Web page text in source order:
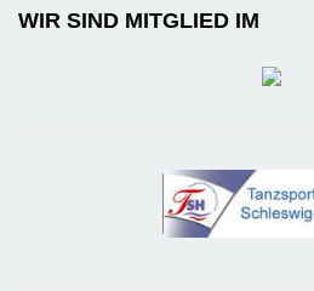
WIR SIND MITGLIED IM